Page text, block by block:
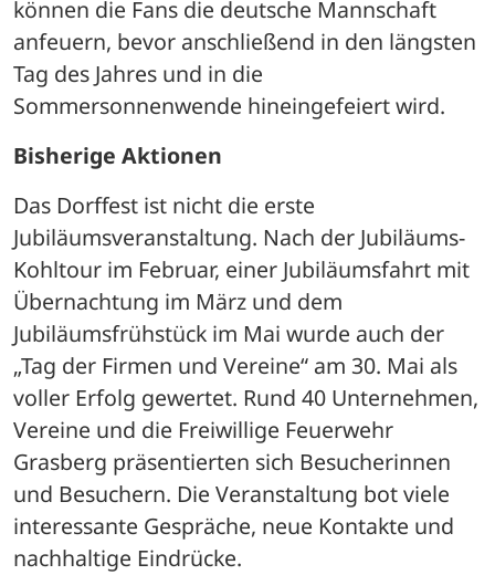
können die Fans die deutsche Mannschaft
anfeuern, bevor anschließend in den längsten
Tag des Jahres und in die
Sommersonnenwende hineingefeiert wird.
Bisherige Aktionen
Das Dorffest ist nicht die erste
Jubiläumsveranstaltung. Nach der Jubiläums-
Kohltour im Februar, einer Jubiläumsfahrt mit
Übernachtung im März und dem
Jubiläumsfrühstück im Mai wurde auch der
„Tag der Firmen und Vereine“ am 30. Mai als
voller Erfolg gewertet. Rund 40 Unternehmen,
Vereine und die Freiwillige Feuerwehr
Grasberg präsentierten sich Besucherinnen
und Besuchern. Die Veranstaltung bot viele
interessante Gespräche, neue Kontakte und
nachhaltige Eindrücke.